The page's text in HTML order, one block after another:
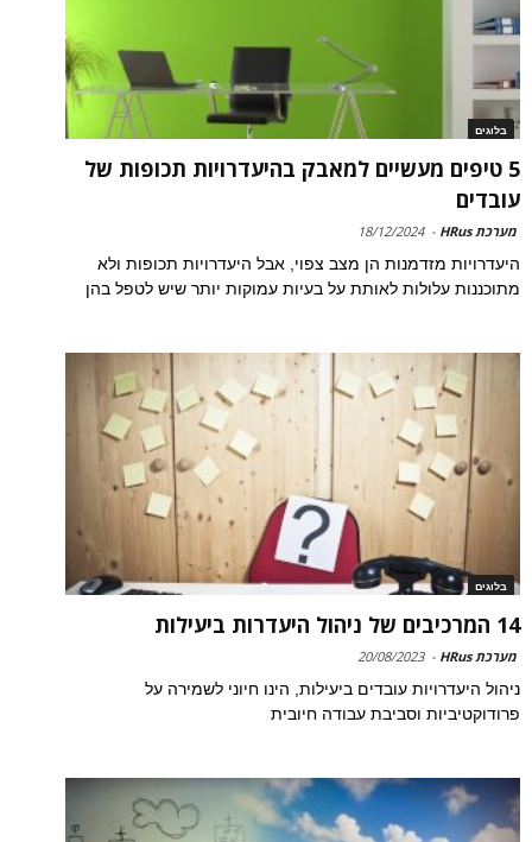
בלוגים
5 טיפים מעשיים למאבק בהיעדרויות תכופות של
עובדים
מערכת HRus -
18/12/2024
היעדרויות מזדמנות הן מצב צפוי, אבל היעדרויות תכופות ולא
מתוכננות עלולות לאותת על בעיות עמוקות יותר שיש לטפל בהן
בלוגים
14 המרכיבים של ניהול היעדרות ביעילות
מערכת HRus -
20/08/2023
ניהול היעדרויות עובדים ביעילות, הינו חיוני לשמירה על
פרודוקטיביות וסביבת עבודה חיובית